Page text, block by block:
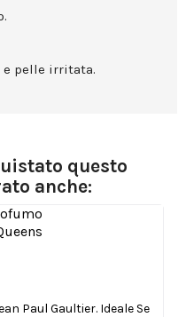
e pelle irritata.
questo
anche:
Paul Gaultier. Ideale Se